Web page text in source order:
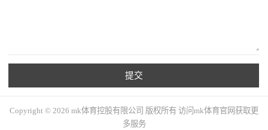
提交
Copyright © 2026 mk体育控股有限公司 版权所有 访问mk体育官网获取更
多服务